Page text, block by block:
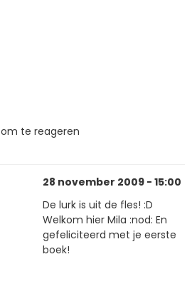
om te reageren
28 november 2009 - 15:00
De lurk is uit de fles! :D
Welkom hier Mila :nod: En
gefeliciteerd met je eerste
boek!